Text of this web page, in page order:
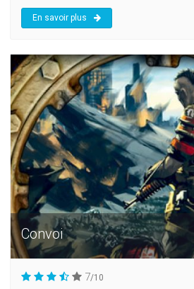
En savoir plus
Convoi
7/10